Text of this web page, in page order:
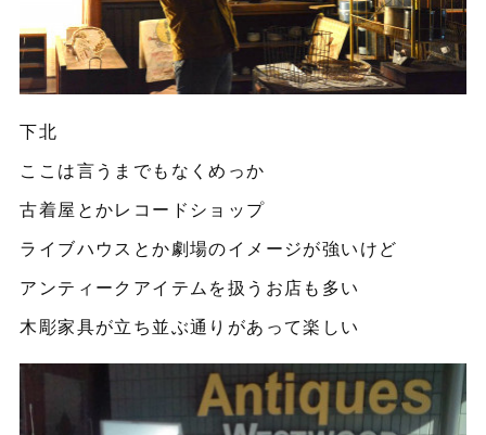
下北
ここは言うまでもなくめっか
古着屋とかレコードショップ
ライブハウスとか劇場のイメージが強いけど
アンティークアイテムを扱うお店も多い
木彫家具が立ち並ぶ通りがあって楽しい